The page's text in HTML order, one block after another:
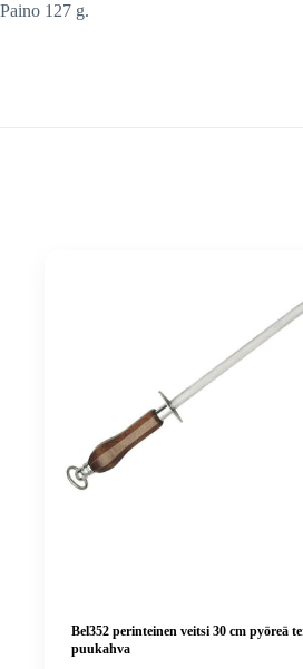
Paino 127 g.
Bel352 perinteinen veitsi 30 cm pyöreä
puukahva